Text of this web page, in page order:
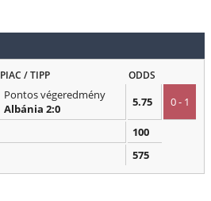
PIAC / TIPP ODDS
Pontos végeredmény
Albánia 2:0
5.75 0 - 1
100
575